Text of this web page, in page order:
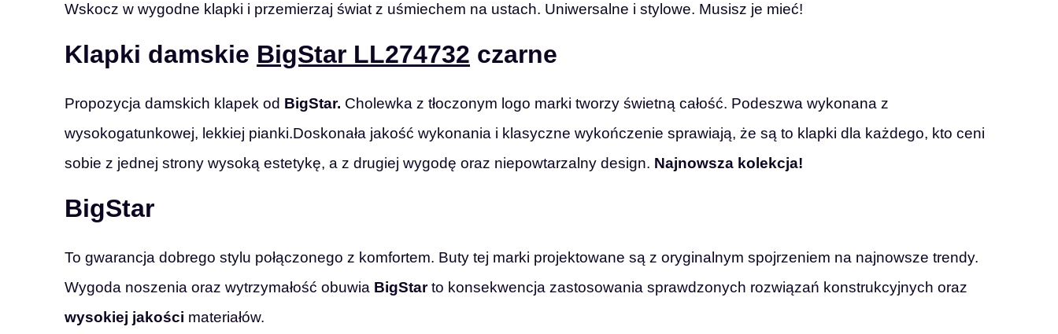
Wskocz w wygodne klapki i przemierzaj świat z uśmiechem na ustach. Uniwersalne i stylowe. Musisz je mieć!
Klapki damskie BigStar LL274732 czarne
Propozycja damskich klapek od BigStar. Cholewka z tłoczonym logo marki tworzy świetną całość. Podeszwa wykonana z
wysokogatunkowej, lekkiej pianki.Doskonała jakość wykonania i klasyczne wykończenie sprawiają, że są to klapki dla każdego, kto ceni
sobie z jednej strony wysoką estetykę, a z drugiej wygodę oraz niepowtarzalny design. Najnowsza kolekcja!
BigStar
To gwarancja dobrego stylu połączonego z komfortem. Buty tej marki projektowane są z oryginalnym spojrzeniem na najnowsze trendy.
Wygoda noszenia oraz wytrzymałość obuwia BigStarto konsekwencja zastosowania sprawdzonych rozwiązań konstrukcyjnych oraz
wysokiej jakości materiałów.